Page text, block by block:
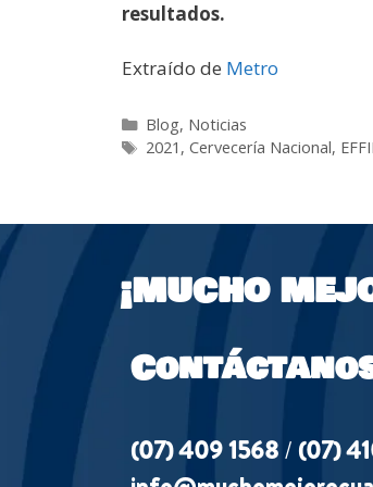
resultados.
Extraído de Metro
Blog, Noticias
2021 , Cervecería Nacional,
¡MUCHO
(07) 409 1568 / (07)